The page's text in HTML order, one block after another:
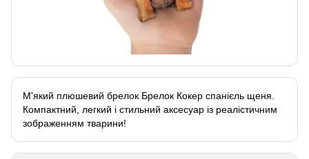
М'який плюшевий брелок Брелок Кокер спанієль щеня.
Компактний, легкий і стильний аксесуар із реалістичним
зображенням тварини!